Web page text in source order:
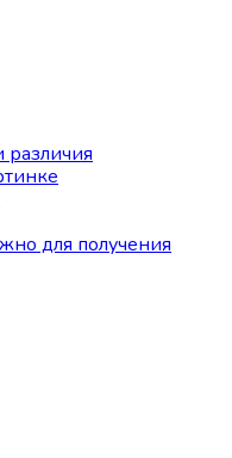
различия
для получения